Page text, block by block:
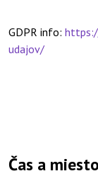
GDPR info:
udajov/
Čas a